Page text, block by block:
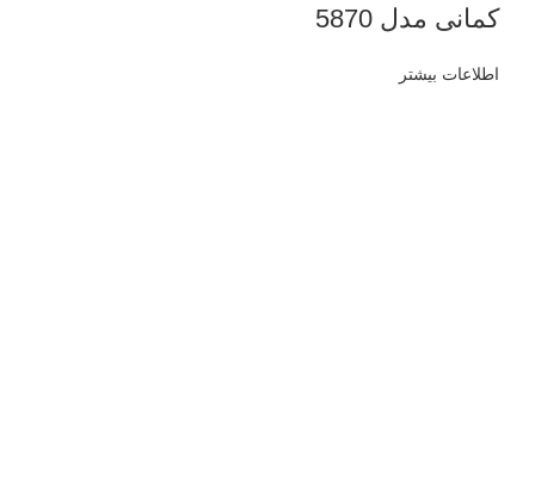
کمانی مدل 5870
اطلاعات بیشتر